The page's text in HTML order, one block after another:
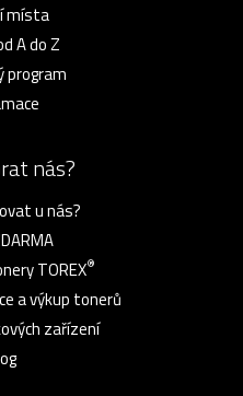
místa
A do Z
program
nás?
u nás?
TOREX®
a výkup tonerů
zařízení